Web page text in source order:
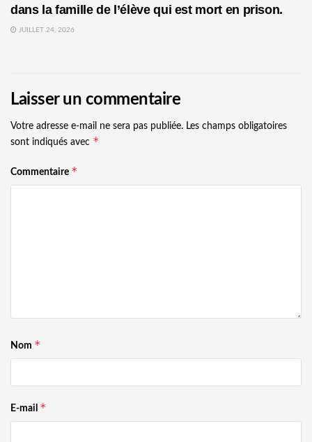
dans la famille de l’élève qui est mort en prison.
JUILLET 24, 2026
Laisser un commentaire
Votre adresse e-mail ne sera pas publiée. Les champs obligatoires
sont indiqués avec *
Commentaire *
Nom *
E-mail *